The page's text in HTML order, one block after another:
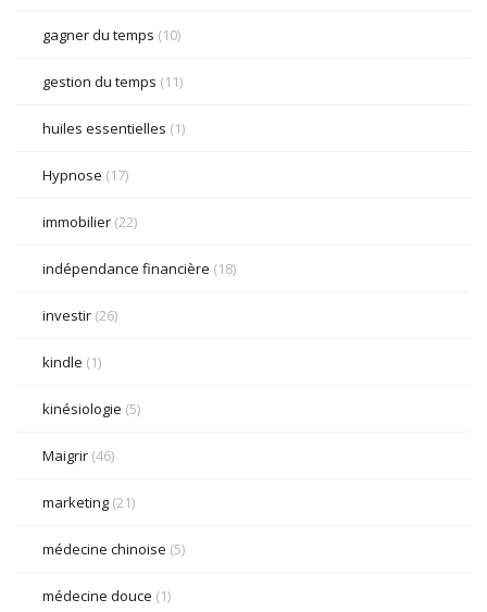
gagner du temps (10)
gestion du temps (11)
huiles essentielles (1)
Hypnose (17)
immobilier (22)
indépendance financière (18)
investir (26)
kindle (1)
kinésiologie (5)
Maigrir (46)
marketing (21)
médecine chinoise (5)
médecine douce (1)